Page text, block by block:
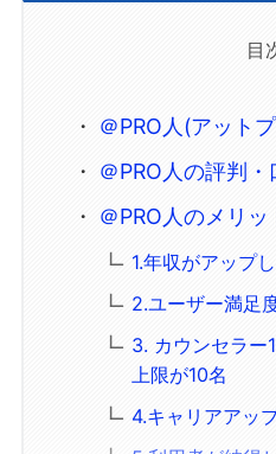
目
＠PRO人(アット
＠PRO人の評判・
＠PRO人のメリッ
1.年収がアップ
2.ユーザー満足
3. カウンセラー
上限が10名
4.キャリアアッ